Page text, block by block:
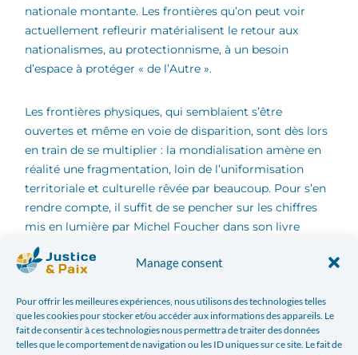
Manage consent
Pour offrir les meilleures expériences, nous utilisons des technologies telles
que les cookies pour stocker et/ou accéder aux informations des appareils. Le
fait de consentir à ces technologies nous permettra de traiter des données
telles que le comportement de navigation ou les ID uniques sur ce site. Le fait de
nationale montante. Les frontières qu’on peut voir
actuellement refleurir matérialisent le retour aux
nationalismes, au protectionnisme, à un besoin
d’espace à protéger « de l’Autre ».
Les frontières physiques, qui semblaient s’être
ouvertes et même en voie de disparition, sont dès lors
en train de se multiplier : la mondialisation amène en
réalité une fragmentation, loin de l’uniformisation
territoriale et culturelle rêvée par beaucoup. Pour s’en
rendre compte, il suffit de se pencher sur les chiffres
mis en lumière par Michel Foucher dans son livre
L’obsession des frontières
consolidation territoriale. Depuis 1991, plusieurs
milliers de nouveaux kilomètres de frontières ont été
érigés. Et cela ne risque pas d’aller en diminuant,